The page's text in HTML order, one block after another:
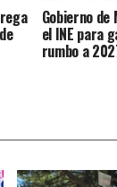
Gobierno
el INE para
rumbo a